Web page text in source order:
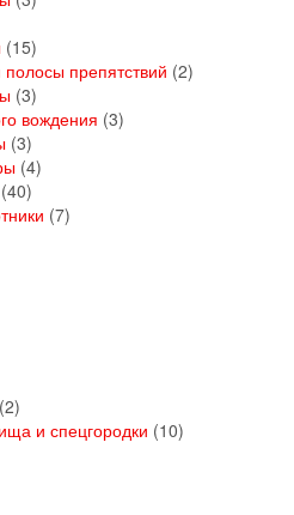
1515
товаровпрепятствий 22
33
товара
вождения 33
33
товара
44
4040
товаров
77
22
товара
и спецгородки 1010